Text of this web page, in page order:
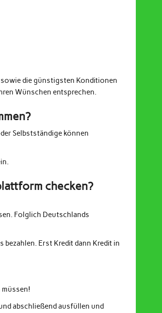
sowie die günstigsten Konditionen
Wünschen entsprechen.
Selbstständige können
checken?
Folglich Deutschlands
bezahlen. Erst Kredit dann Kredit in
abschließend ausfüllen und